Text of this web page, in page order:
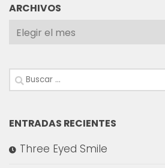
ARCHIVOS
Buscar:
ENTRADAS RECIENTES
Three Eyed Smile